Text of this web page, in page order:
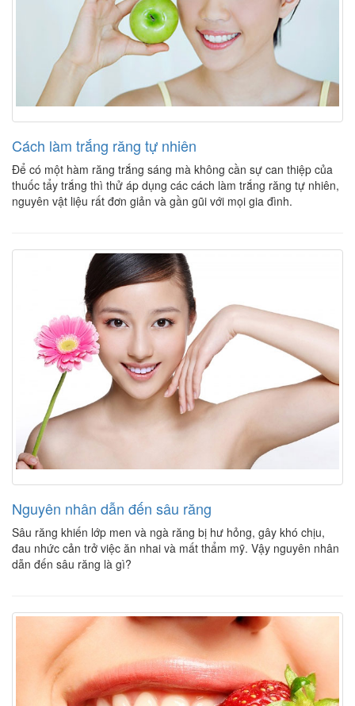
Cách làm trắng răng tự nhiên
Để có một hàm răng trắng sáng mà không cần sự can thiệp của
thuốc tẩy trắng thì thử áp dụng các cách làm trắng răng tự nhiên,
nguyên vật liệu rất đơn giản và gần gũi với mọi gia đình.
Nguyên nhân dẫn đến sâu răng
Sâu răng khiến lớp men và ngà răng bị hư hỏng, gây khó chịu,
đau nhức cản trở việc ăn nhai và mất thẩm mỹ. Vậy nguyên nhân
dẫn đến sâu răng là gì?